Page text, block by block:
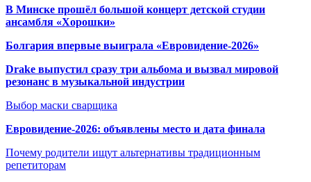
В Минске прошёл большой концерт детской студии
ансамбля «Хорошки»
Болгария впервые выиграла «Евровидение-2026»
Drake выпустил сразу три альбома и вызвал мировой
резонанс в музыкальной индустрии
Выбор маски сварщика
Евровидение-2026: объявлены место и дата финала
Почему родители ищут альтернативы традиционным
репетиторам